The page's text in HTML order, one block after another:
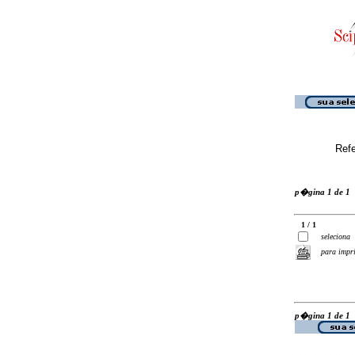
p�gina 1 de 1
1 / 1
seleciona
para
p�gina 1 de 1